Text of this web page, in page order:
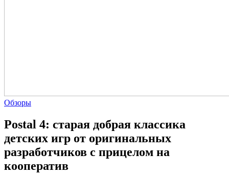
Обзоры
Postal 4: старая добрая классика
детских игр от оригинальных
разработчиков с прицелом на
кооператив